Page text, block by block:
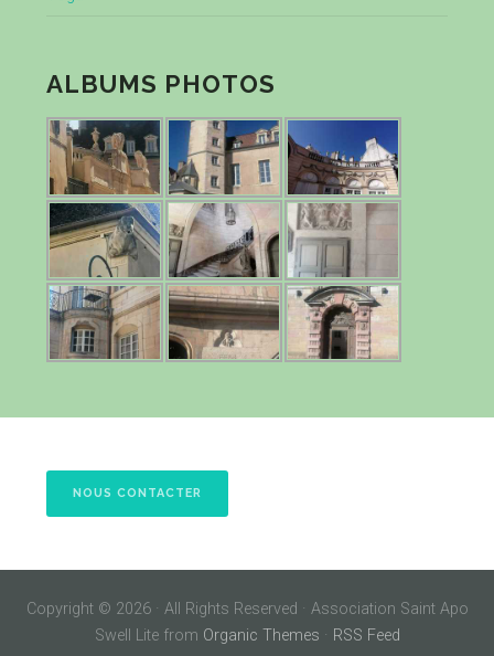
ALBUMS PHOTOS
NOUS CONTACTER
Copyright © 2026 · All Rights Reserved · Association Saint Apo
Swell Lite from Organic Themes · RSS Feed